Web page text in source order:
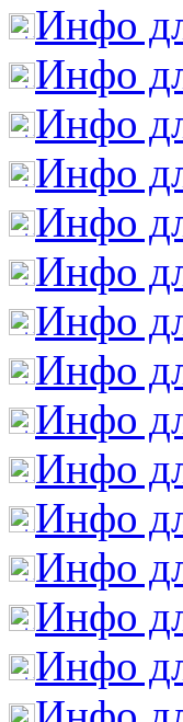
Инфо
Инфо
Инфо
Инфо
Инфо
Инфо
Инфо
Инфо
Инфо
Инфо
Инфо
Инфо
Инфо
Инфо